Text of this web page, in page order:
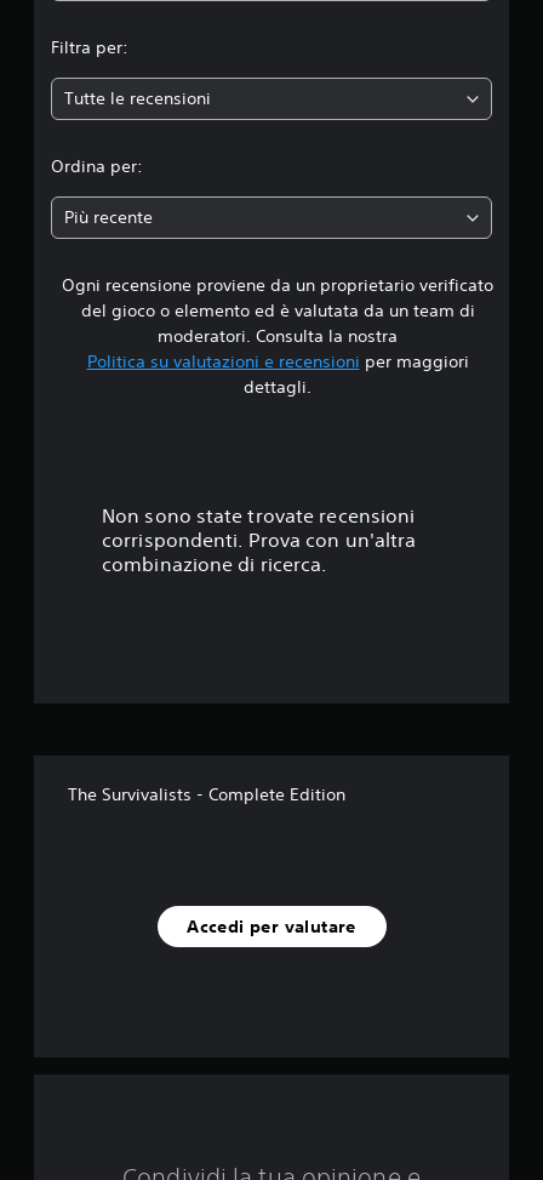
e
d
a
d
i
.
l
e
u
Filtra per:
Tutte le recensioni
Ordina per:
Più recente
Ogni recensione proviene da un proprietario verificato
del gioco o elemento ed è valutata da un team di
moderatori. Consulta la nostra
Politica su valutazioni e recensioni per maggiori
dettagli.
Non sono state trovate recensioni
corrispondenti. Prova con un'altra
combinazione di ricerca.
The Survivalists - Complete Edition
Accedi per valutare